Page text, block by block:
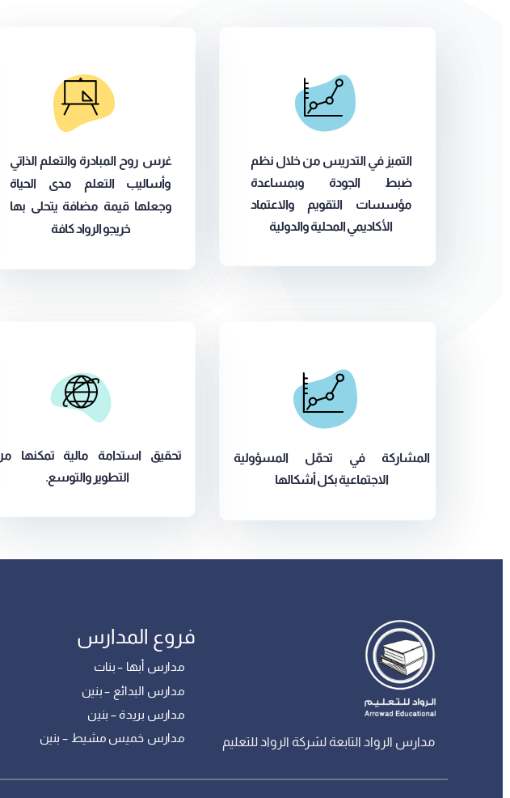
التميز في التدريس من خلال نظم
ضبط الجودة وبمساعدة
مؤسسات التقويم والاعتماد
الأكاديمي المحلية والدولية
غرس روح المبادرة والتعلم الذاتي
وأساليب التعلم مدى الحياة
وجعلها قيمة مضافة يتحلى بها
خريجو الرواد كافة
المشاركة في تحمّل المسؤولية
الاجتماعية بكل أشكالها
تحقيق استدامة مالية تمكنها من
التطوير والتوسع.
مدارس الرواد التابعة لشركة الرواد للتعليم
فروع المدارس
مدارس أبها – بنات
مدارس البدائع – بنين
مدارس بريدة – بنين
مدارس خميس مشيط – بنين